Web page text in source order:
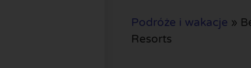
Podróże i wakacje »
Resorts